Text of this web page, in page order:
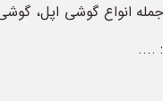
انواع اپل با حافظه 256 از
....